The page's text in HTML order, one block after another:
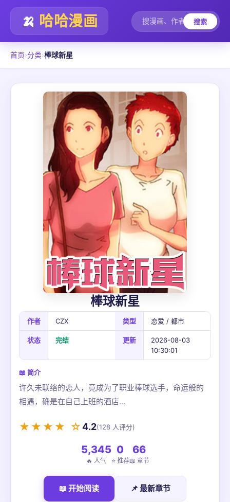
🍌 哈哈漫画 搜索
首页›分类›棒球新星
棒球新星
作者 CZX 类型 恋爱 / 都市
状态 完结 更新
2026-08-03
10:30:01
📖 简介
许久未联络的恋人，竟成为了职业棒球选手，命运般的
相遇，确是在自己上班的酒店...
★★★★ ☆4.2(128 人评分)
5,345
🔥 人气
0
⭐ 推荐
66
📖 章节
📖 开始阅读 📌 最新章节